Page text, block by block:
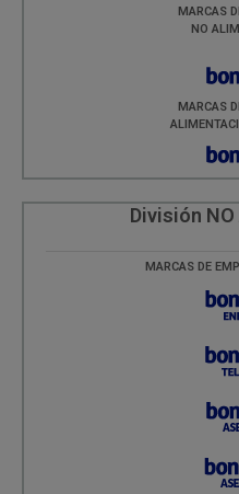
MARCAS
NO
MARCAS
División
MARCAS DE